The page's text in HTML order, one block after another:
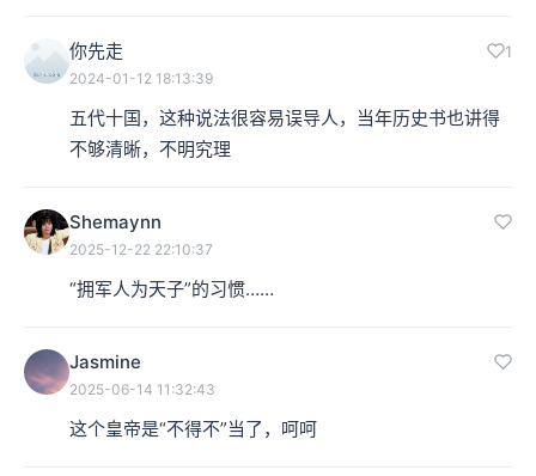
你先走 1
2024-01-12 18:13:39
五代十国，这种说法很容易误导人，当年历史书也讲得
不够清晰，不明究理
Shemaynn
2025-12-22 22:10:37
“拥军人为天子”的习惯……
Jasmine
2025-06-14 11:32:43
这个皇帝是“不得不”当了，呵呵